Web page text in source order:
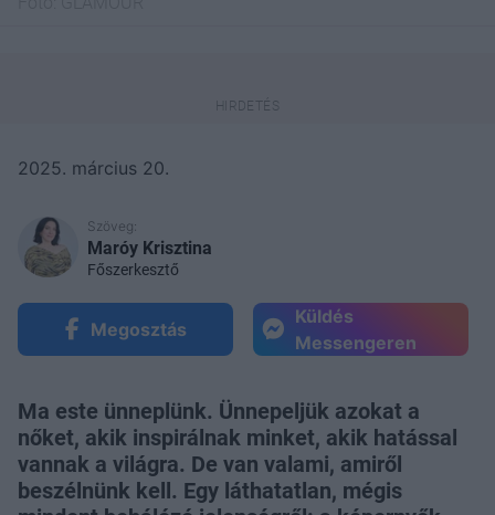
2025. március 20.
Szöveg:
Maróy Krisztina
Főszerkesztő
Megosztás
Küldés
Messengeren
Ma este ünneplünk. Ünnepeljük azokat a
nőket, akik inspirálnak minket, akik hatással
vannak a világra. De van valami, amiről
beszélnünk kell. Egy láthatatlan, mégis